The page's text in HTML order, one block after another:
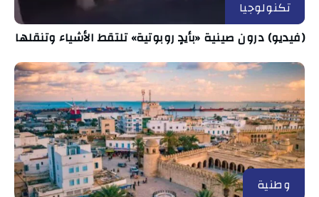
تكنولوجيا
(فيديو) درون صينية «بأيدٍ روبوتية» تلتقط الأشياء وتنقلها
وطنية